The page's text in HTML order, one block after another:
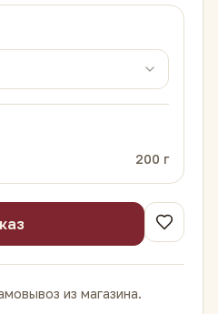
200 г
из магазина.